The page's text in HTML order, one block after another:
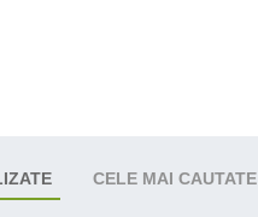
CELE MAI CAUTATE